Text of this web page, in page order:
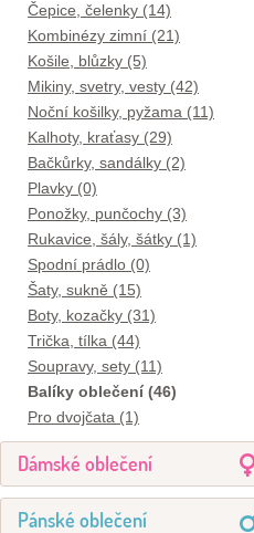
Čepice, čelenky (14)
Kombinézy zimní (21)
Košile, blůzky (5)
Mikiny, svetry, vesty (42)
Noční košilky, pyžama (11)
Kalhoty, kraťasy (29)
Bačkůrky, sandálky (2)
Plavky (0)
Ponožky, punčochy (3)
Rukavice, šály, šátky (1)
Spodní prádlo (0)
Šaty, sukně (15)
Boty, kozačky (31)
Trička, tílka (44)
Soupravy, sety (11)
Balíky oblečení (46)
Pro dvojčata (1)
Dámské oblečení
Pánské oblečení